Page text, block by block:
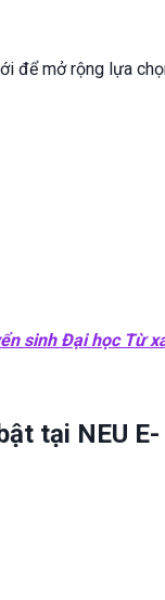
để mở rộng lựa
sinh Đại học Từ
tại NEU E-